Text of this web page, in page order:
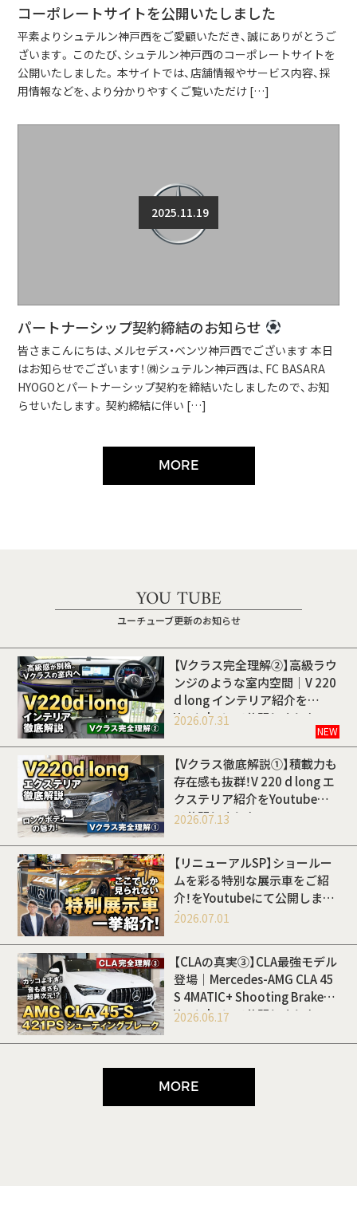
コーポレートサイトを公開いたしました
平素よりシュテルン神戸西をご愛顧いただき、誠にありがとうご
ざいます。 このたび、シュテルン神戸西のコーポレートサイトを
公開いたしました。 本サイトでは、店舗情報やサービス内容、採
用情報などを、より分かりやすくご覧いただけ […]
2025.11.19
パートナーシップ契約締結のお知らせ
皆さまこんにちは、メルセデス・ベンツ神戸西でございます 本日
はお知らせでございます！ ㈱シュテルン神戸西は、FC BASARA
HYOGOとパートナーシップ契約を締結いたしましたので、お知
らせいたします。 契約締結に伴い […]
MORE
YOU TUBE
ユーチューブ更新のお知らせ
【Vクラス完全理解②】高級ラウ
ンジのような室内空間｜V 220
d long インテリア紹介を
Youtubeにて公開しました
2026.07.31
NEW
【Vクラス徹底解説①】積載力も
存在感も抜群！V 220 d long エ
クステリア紹介をYoutubeに
て公開しました
2026.07.13
【リニューアルSP】ショールー
ムを彩る特別な展示車をご紹
介！をYoutubeにて公開しまし
た
2026.07.01
【CLAの真実③】CLA最強モデル
登場｜Mercedes-AMG CLA 45
S 4MATIC+ Shooting Brakeを
Youtubeにて公開しました
2026.06.17
MORE